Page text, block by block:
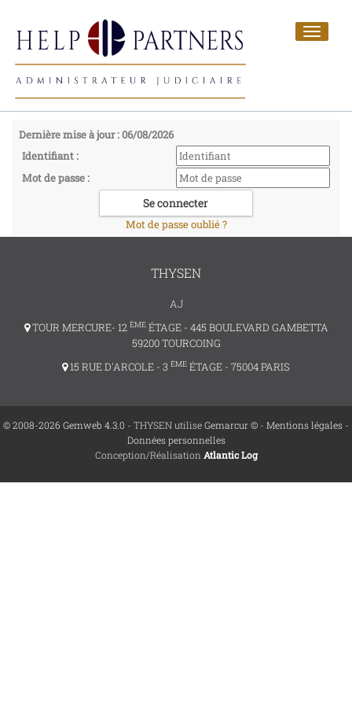
Toggle
Dernière mise à jour : 06/08/2026
Identifiant :
Mot de passe :
Mot de passe oublié ?
THYSEN
AJ
TOUR MERCURE- 12 ÈMEÉTAGE - 445 BOULEVARD GAMBETTA
59200 TOURCOING
15 RUE D'ARCOLE - 3 ÈME ÉTAGE - 75004 PARIS
© 2008-2026 Gemweb 4.3.0 - THYSEN utiliseGemarcur © - Mentions légales -
Données personnelles
Conception/Réalisation Atlantic Log